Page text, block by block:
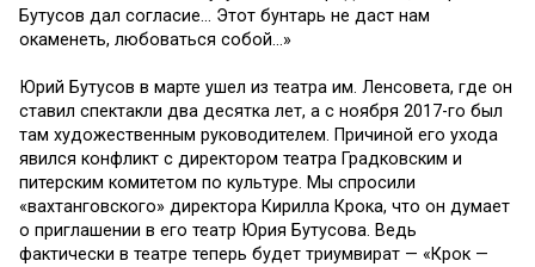
Бутусов дал согласие… Этот бунтарь не даст нам
окаменеть, любоваться собой…»
Юрий Бутусов в марте ушел из театра им. Ленсовета, где он
ставил спектакли два десятка лет, а с ноября 2017-го был
там художественным руководителем. Причиной его ухода
явился конфликт с директором театра Градковским и
питерским комитетом по культуре. Мы спросили
«вахтанговского» директора Кирилла Крока, что он думает
о приглашении в его театр Юрия Бутусова. Ведь
фактически в театре теперь будет триумвират — «Крок —